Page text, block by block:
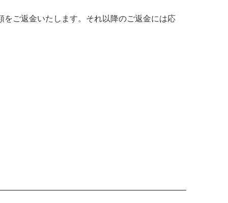
ご返金いたします。それ以降のご返金には応